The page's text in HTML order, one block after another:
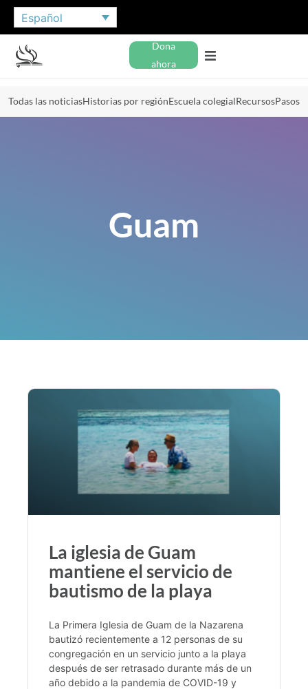
Español
Dona
ahora
Todas las noticiasHistorias por regiónEscuela colegialRecursosPasos
Guam
La iglesia de Guam
mantiene el servicio de
bautismo de la playa
La Primera Iglesia de Guam de la Nazarena
bautizó recientemente a 12 personas de su
congregación en un servicio junto a la playa
después de ser retrasado durante más de un
año debido a la pandemia de COVID-19 y